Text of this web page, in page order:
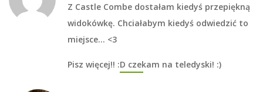
Z Castle Combe dostałam kiedyś przepiękną
widokówkę. Chciałabym kiedyś odwiedzić to
miejsce… <3
Pisz więcej!! :D czekam na teledyski! :)